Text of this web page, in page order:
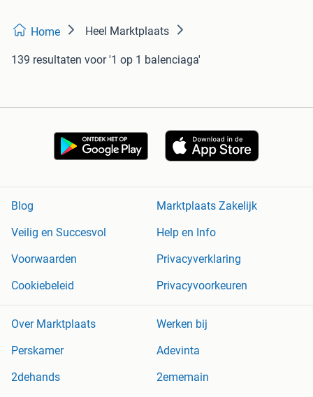
Home Heel Marktplaats
139 resultaten voor '1 op 1 balenciaga'
Blog
Marktplaats Zakelijk
Veilig en Succesvol
Help en Info
Voorwaarden
Privacyverklaring
Cookiebeleid
Privacyvoorkeuren
Over Marktplaats
Werken bij
Perskamer
Adevinta
2dehands
2ememain